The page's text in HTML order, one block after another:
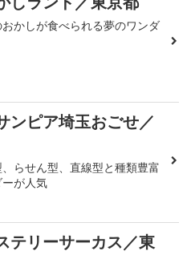
かしが食べられる夢のワンダ
ンピア埼玉おごせ／
らせん型、直線型と種類豊富
が人気
テリーサーカス／東